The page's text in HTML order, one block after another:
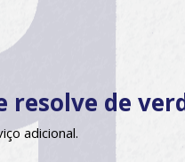
resolve de
adicional.